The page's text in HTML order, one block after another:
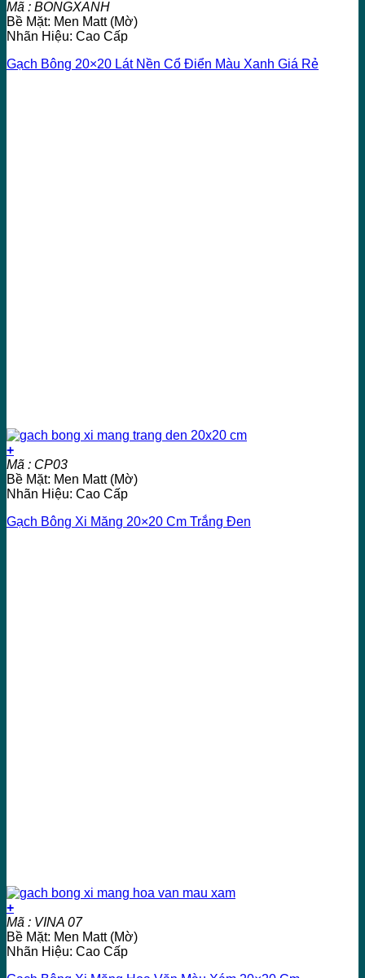
Mã : BONGXANH
Bề Mặt: Men Matt (Mờ)
Nhãn Hiệu: Cao Cấp
Gạch Bông 20×20 Lát Nền Cổ Điển Màu Xanh Giá Rẻ
+
Mã : CP03
Bề Mặt: Men Matt (Mờ)
Nhãn Hiệu: Cao Cấp
Gạch Bông Xi Măng 20×20 Cm Trắng Đen
+
Mã : VINA 07
Bề Mặt: Men Matt (Mờ)
Nhãn Hiệu: Cao Cấp